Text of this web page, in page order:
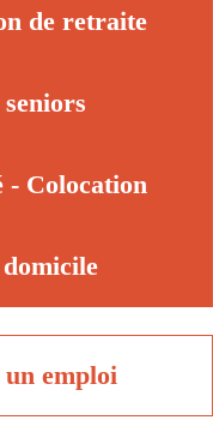
de retraite
- Colocation
un emploi